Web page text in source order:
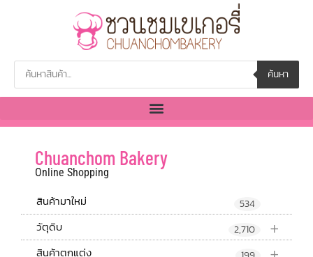
ค้นหา
Chuanchom Bakery
Online Shopping
สินค้ามาใหม่ 534
+
วัตุดิบ 2,710
สินค้าตกแต่ง